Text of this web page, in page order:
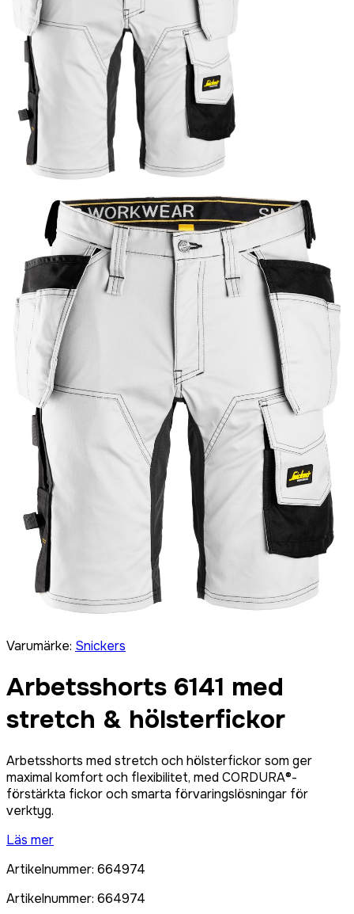
Varumärke: Snickers
Arbetsshorts 6141 med
stretch & hölsterfickor
Arbetsshorts med stretch och hölsterfickor som ger
maximal komfort och flexibilitet, med CORDURA®-
förstärkta fickor och smarta förvaringslösningar för
verktyg.
Läs mer
Artikelnummer: 664974
Artikelnummer: 664974